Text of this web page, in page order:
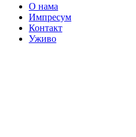
О нама
Импресум
Контакт
Уживо